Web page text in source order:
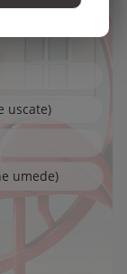
uscate)
umede)